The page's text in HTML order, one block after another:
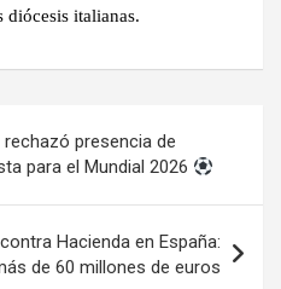
diócesis italianas.
presencia de
para el Mundial 2026
Hacienda en España:
de 60 millones de euros